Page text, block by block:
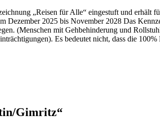
„Reisen für Alle“ eingestuft und
Dezember 2025 bis November 2028 Das
(Menschen mit Gehbehinderung und
Es bedeutet nicht, dass die
Gimritz“